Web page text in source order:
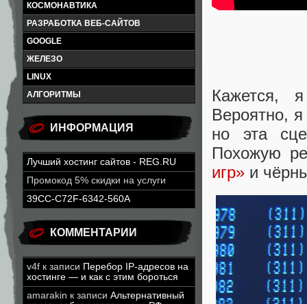
КОСМОНАВТИКА
РАЗРАБОТКА ВЕБ-САЙТОВ
GOOGLE
ЖЕЛЕЗО
LINUX
АЛГОРИТМЫ
ИНФОРМАЦИЯ
Лучший хостинг сайтов - REG.RU
Промокод 5% скидки на услуги
39CC-C72F-6342-560A
КОММЕНТАРИИ
v4f к записи Перебор IP-адресов на
хостинге — и как с этим бороться
amarakin к записи Альтернативный
Кажется,
Вероятно, я
но эта
Похожую
игр» и